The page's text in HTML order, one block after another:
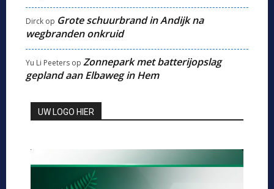
Dirck op Grote schuurbrand in Andijk na
wegbranden onkruid
Yu Li Peeters op Zonnepark met batterijopslag
gepland aan Elbaweg in Hem
UW LOGO HIER